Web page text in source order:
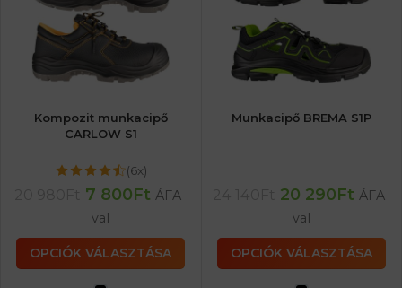
Kompozit munkacipő
CARLOW S1
(6x)
7 800Ft ÁFA-
val
OPCIÓK VÁLASZTÁSA
Munkacipő BREMA S1P
20 290Ft ÁFA-
val
OPCIÓK VÁLASZTÁSA